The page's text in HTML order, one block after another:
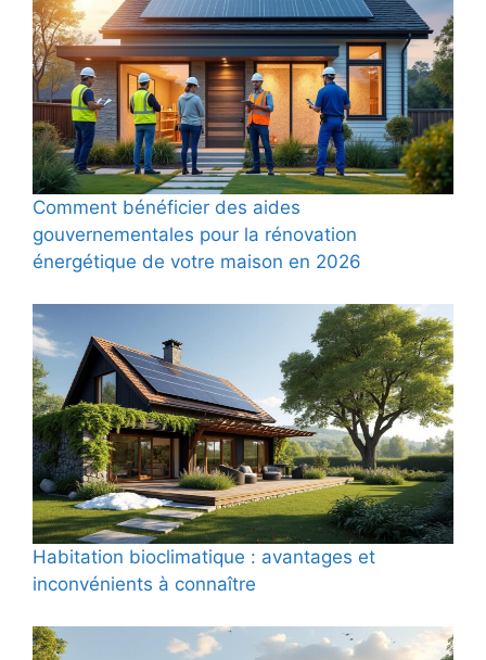
Comment bénéficier des aides
gouvernementales pour la rénovation
énergétique de votre maison en 2026
Habitation bioclimatique : avantages et
inconvénients à connaître